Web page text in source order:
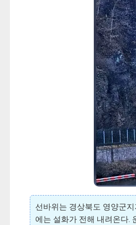
선바위는 경상북도 영양군
에는 설화가 전해 내려온다.